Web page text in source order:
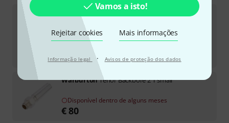
Vamos a isto!
Rejeitar cookies Mais informações
Informação legal · Avisos de proteção dos dados
Warburton Tenor trombone Top 8ST B-Stock
Em stock
€75
30 dias de melhor preço € 80
-6%
WarburtonTenor Backbore 2 T small
Disponível dentro de alguns meses
€ 80